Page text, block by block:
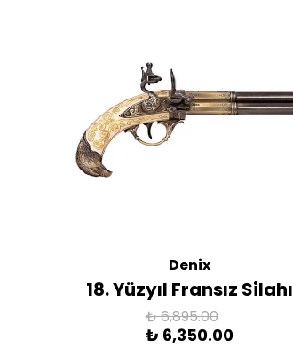
Denix
18. Yüzyıl Fransız Silahı
₺ 6,895.00
₺ 6,350.00